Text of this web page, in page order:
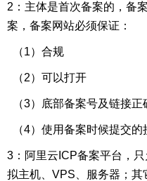
2：主体是首次备案的，备
案，备案网站必须保证：
（1）合规
（2） 可以打开
（3） 底部备案号及链接正
（4） 使用备案时候提交的
3：阿里云ICP备案平台，
拟主机、VPS、服务器；其